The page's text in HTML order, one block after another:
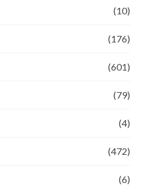
(10)
(176)
(601)
(79)
(4)
(472)
(6)